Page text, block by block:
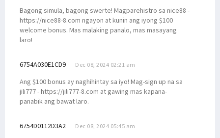
Bagong simula, bagong swerte! Magparehistro sa nice88 -
https://nice88-8.com ngayon at kunin ang iyong $100
welcome bonus. Mas malaking panalo, mas masayang
laro!
6754A030E1CD9 Dec 08, 2024 02:21 am
Ang $100 bonus ay naghihintay sa iyo! Mag-sign up na sa
jili777 - https://jili777-8.com at gawing mas kapana-
panabik ang bawat laro.
6754D0112D3A2 Dec 08, 2024 05:45 am